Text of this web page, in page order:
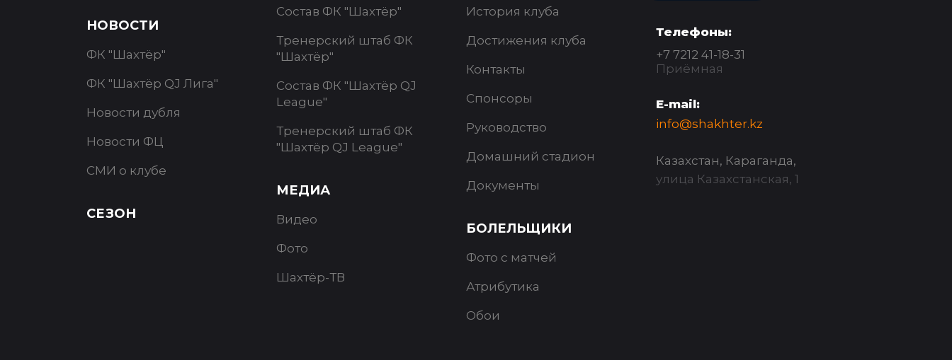
НОВОСТИ
ФК "Шахтёр"
ФК "Шахтёр QJ Лига"
Новости дубля
Новости ФЦ
СМИ о клубе
СЕЗОН
Состав ФК "Шахтёр"
Тренерский штаб ФК
"Шахтёр"
Состав ФК "Шахтёр QJ
League"
Тренерский штаб ФК
"Шахтёр QJ League"
МЕДИА
Видео
Фото
Шахтёр-ТВ
История клуба
Достижения клуба
Контакты
Спонсоры
Руководство
Домашний стадион
Документы
БОЛЕЛЬЩИКИ
Фото с матчей
Атрибутика
Обои
Телефоны:
+7 7212 41-18-31
Приёмная
E-mail:
info@shakhter.kz
Казахстан, Караганда,
улица Казахстанская, 1